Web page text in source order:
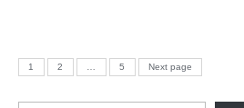
Pagination des
PAGE
1 PAGE
2 … PAGE
5 Next page
Saisissez votre adresse e-mail…